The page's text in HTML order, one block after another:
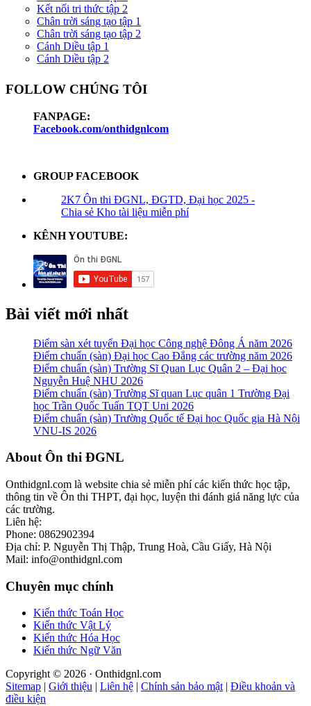
Kết nối tri thức tập 2
Chân trời sáng tạo tập 1
Chân trời sáng tạo tập 2
Cánh Diều tập 1
Cánh Diều tập 2
FOLLOW CHÚNG TÔI
FANPAGE:
Facebook.com/onthidgnlcom
GROUP FACEBOOK
2K7 Ôn thi ĐGNL, ĐGTD, Đại học 2025 -
Chia sẻ Kho tài liệu miễn phí
KÊNH YOUTUBE:
Bài viết mới nhất
Điểm sàn xét tuyển Đại học Công nghệ Đông Á năm 2026
Điểm chuẩn (sàn) Đại học Cao Đẳng các trường năm 2026
Điểm chuẩn (sàn) Trường Sĩ Quan Lục Quân 2 – Đại học
Nguyễn Huệ NHU 2026
Điểm chuẩn (sàn) Trường Sĩ quan Lục quân 1 Trường Đại
học Trần Quốc Tuấn TQT Uni 2026
Điểm chuẩn (sàn) Trường Quốc tế Đại học Quốc gia Hà Nội
VNU-IS 2026
Footer
About Ôn thi ĐGNL
Onthidgnl.com là website chia sẻ miễn phí các kiến thức học tập,
thông tin về Ôn thi THPT, đại học, luyện thi đánh giá năng lực của
các trường.
Liên hệ:
Phone: 0862902394
Địa chỉ: P. Nguyễn Thị Thập, Trung Hoà, Cầu Giấy, Hà Nội
Mail: info@onthidgnl.com
Chuyên mục chính
Kiến thức Toán Học
Kiến thức Vật Lý
Kiến thức Hóa Học
Kiến thức Ngữ Văn
Copyright © 2026 · Onthidgnl.com
Sitemap | Giới thiệu | Liên hệ | Chính sản bảo mật| Điều khoản và
điều kiện